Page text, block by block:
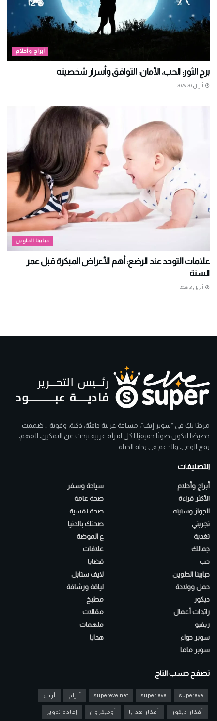
أبراج وأحلام
برج الثور: الحب، الأمان، التوافق وأسرار شخصيته
أبريل 20, 2026
حبايبنا الحلوين
علامات التوحد عند الرضع: أهم الأعراض المبكرة قبل عمر
السنة
أبريل 3, 2026
مرحبًا بكِ في “سوبر إيف”، مساحة عربية دافئة، ذكية، وقوية .. صُممت
خصيصًا لتكون صوتًا حقيقيًا لكل امرأة عربية تبحث عن التمكين، الفهم،
رفع الوعي، والدعم في رحلة الحياة.
التصنيفات
أبراج وأحلام
الأكثر قراءة
الجواز وسنينه
تجربتي
تغذية
جمالك
حب
حبايبنا الحلوين
حمل وولادة
ديكور
رائدات أعمال
ريفيو
سوبر حواء
سوبر ماما
سياحة وسفر
صحة عامة
صحة نفسية
صحتك بالدنيا
ع الموضة
علاقات
قضايا
لايف ستايل
لياقة ورشاقة
مطبخ
مقالات
ملهمات
هدايا
تصفح حسب التاج
supereve
super eve
supereve.net أبراج أزياء
أفكار ديكور أفكار هدايا أوميكرون إعادة تدوير